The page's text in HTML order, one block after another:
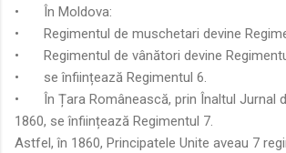
•
În Moldova:
•
Regimentul de muschetari devine
•
Regimentul de vânători devine
•
se înființează Regimentul 6.
•
În Țara Românească, prin Înaltul Jurnal
1860, se înființează Regimentul 7.
Astfel, în 1860, Principatele Unite aveau 7